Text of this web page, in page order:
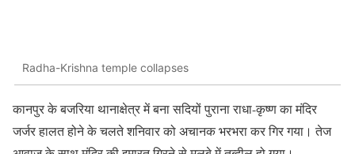
Radha-Krishna temple collapses
कानपुर के बजरिया थानाक्षेत्र में बना सदियों पुराना राधा-कृष्ण का मंदिर
जर्जर हालत होने के चलते शनिवार को अचानक भरभरा कर गिर गया। तेज